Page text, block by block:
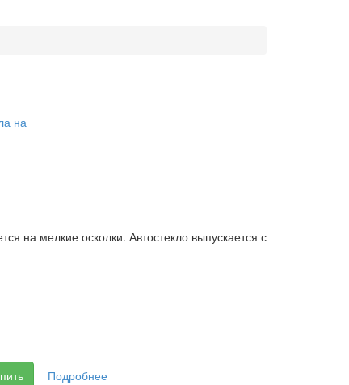
на
на мелкие осколки. Автостекло выпускается с
Подробнее